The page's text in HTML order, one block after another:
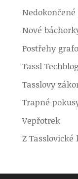
Nové
Postřehy
Tassl Techblog
Tasslovy
Trapné
Vepřotrek
Z